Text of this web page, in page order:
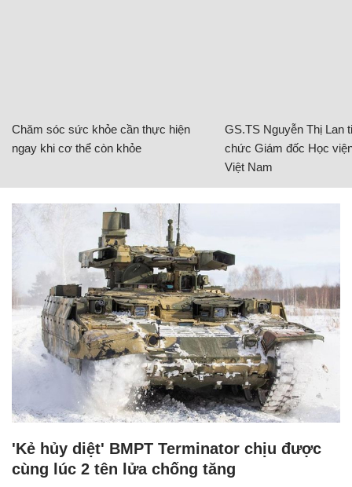
Chăm sóc sức khỏe cần thực hiện
ngay khi cơ thể còn khỏe
GS.TS Nguyễn Thị Lan
chức Giám đốc Học
Việt Nam
'Kẻ hủy diệt' BMPT Terminator chịu được
cùng lúc 2 tên lửa chống tăng